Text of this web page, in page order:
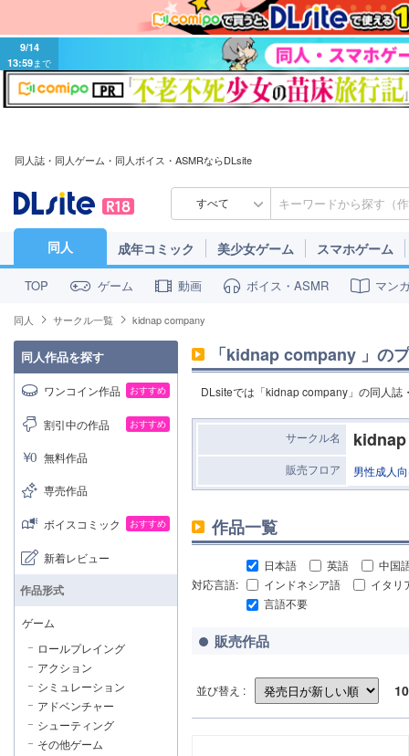
9/14
13:59まで
同人誌・同人ゲーム・同人ボイス・ASMRならDLsite
すべて
同人 成年コミック 美少女ゲーム スマホゲーム
TOP ゲーム 動画 ボイス・ASMR マン
同人 サークル一覧 kidnap company
「kidnap company 」の
DLsiteでは「kidnap company」の同人誌
サークル名
販売フロア 男性成人
作品一覧
対応言語:
日本語 英語
中国
インドネシア語
イタリ
言語不要
販売作品
並び替え : 10
同人作品を探す
ワンコイン作品 おすすめ
割引中の作品 おすすめ
無料作品
専売作品
ボイスコミック おすすめ
新着レビュー
作品形式
ゲーム
ロールプレイング
アクション
シミュレーション
アドベンチャー
シューティング
その他ゲーム